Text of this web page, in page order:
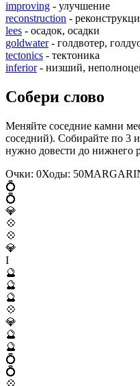
improving - улучшение
reconstruction -
lees - осадок, осадки
goldwater- голдвотер,
tectonics - тектоника
inferior- низший,
Собери слово
Меняйте соседние камни
соседний). Собирайте по 3
нужно довести до нижнего
Очки: 0Ходы: 50MARGARI
💍
💍
💎
💠
💠
💎
I
🔮
🔮
🔮
💠
💎
🔮
🔮
💍
💍
💠